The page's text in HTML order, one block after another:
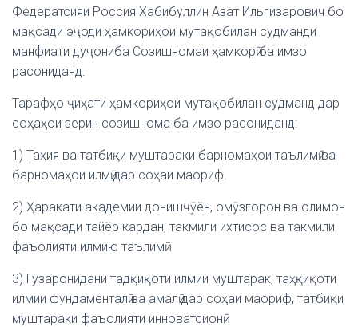
Федератсияи Россия Хабибуллин Азат Ильгизарович бо
мақсади эҷоди ҳамкориҳои мутақобилан судманди
манфиати дуҷониба Созишномаи ҳамкорӣ ба имзо
расониданд.
Тарафҳо ҷиҳати ҳамкориҳои мутақобилан судманд дар
соҳаҳои зерин созишнома ба имзо расониданд:
1) Таҳия ва татбиқи муштараки барномаҳои таълимӣ ва
барномаҳои илмӣ дар соҳаи маориф.
2) Ҳаракати академии донишҷӯён, омӯзгорон ва олимон
бо мақсади тайёр кардан, такмили ихтисос ва такмили
фаъолияти илмию таълимӣ.
3) Гузаронидани тадқиқоти илмии муштарак, таҳқиқоти
илмии фундаменталӣ ва амалӣ дар соҳаи маориф, татбиқи
муштараки фаъолияти инноватсионӣ.